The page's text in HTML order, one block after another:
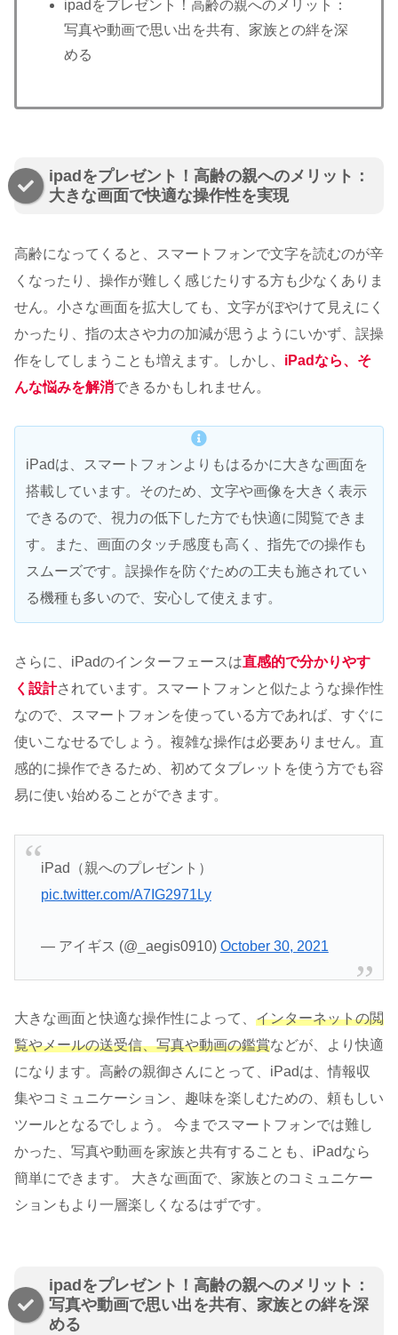
ipadをプレゼント！高齢の親へのメリット：
写真や動画で思い出を共有、家族との絆を深
める
ipadをプレゼント！高齢の親へのメリット：
大きな画面で快適な操作性を実現
高齢になってくると、スマートフォンで文字を読むのが辛
くなったり、操作が難しく感じたりする方も少なくありま
せん。小さな画面を拡大しても、文字がぼやけて見えにく
かったり、指の太さや力の加減が思うようにいかず、誤操
作をしてしまうことも増えます。しかし、 iPadなら、そ
んな悩みを解消できるかもしれません。
iPadは、スマートフォンよりもはるかに大きな画面を
搭載しています。そのため、文字や画像を大きく表示
できるので、視力の低下した方でも快適に閲覧できま
す。また、画面のタッチ感度も高く、指先での操作も
スムーズです。誤操作を防ぐための工夫も施されてい
る機種も多いので、安心して使えます。
さらに、iPadのインターフェースは直感的で分かりやす
く設計されています。スマートフォンと似たような操作性
なので、スマートフォンを使っている方であれば、すぐに
使いこなせるでしょう。複雑な操作は必要ありません。直
感的に操作できるため、初めてタブレットを使う方でも容
易に使い始めることができます。
iPad（親へのプレゼント）
pic.twitter.com/A7IG2971Ly
— アイギス (@_aegis0910) October 30, 2021
大きな画面と快適な操作性によって、 インターネットの閲
覧やメールの送受信、写真や動画の鑑賞などが、より快適
になります。高齢の親御さんにとって、iPadは、情報収
集やコミュニケーション、趣味を楽しむための、頼もしい
ツールとなるでしょう。 今までスマートフォンでは難し
かった、写真や動画を家族と共有することも、iPadなら
簡単にできます。 大きな画面で、家族とのコミュニケー
ションもより一層楽しくなるはずです。
ipadをプレゼント！高齢の親へのメリット：
写真や動画で思い出を共有、家族との絆を深
める